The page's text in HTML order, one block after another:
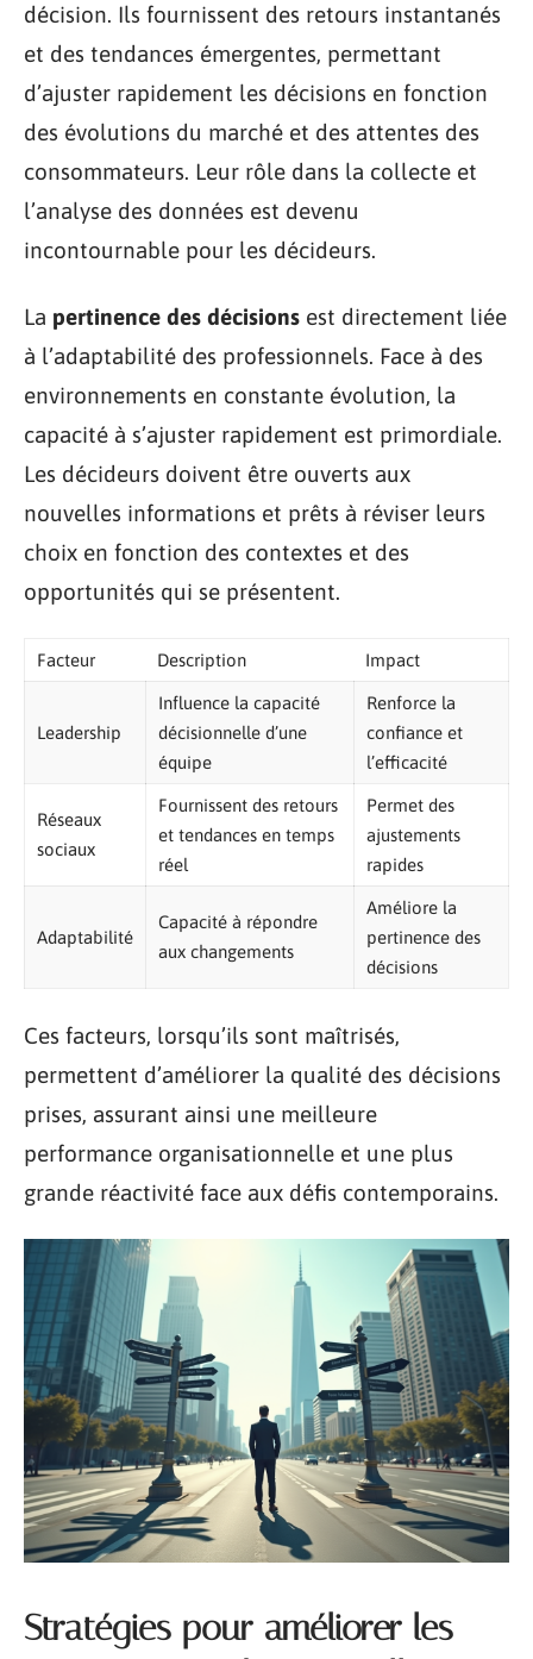
décision. Ils fournissent des retours instantanés
et des tendances émergentes, permettant
d’ajuster rapidement les décisions en fonction
des évolutions du marché et des attentes des
consommateurs. Leur rôle dans la collecte et
l’analyse des données est devenu
incontournable pour les décideurs.
La pertinence des décisions est directement liée
à l’adaptabilité des professionnels. Face à des
environnements en constante évolution, la
capacité à s’ajuster rapidement est primordiale.
Les décideurs doivent être ouverts aux
nouvelles informations et prêts à réviser leurs
choix en fonction des contextes et des
opportunités qui se présentent.
Facteur Description Impact
Leadership
Influence la capacité
décisionnelle d’une
équipe
Renforce la
confiance et
l’efficacité
Réseaux
sociaux
Fournissent des retours
et tendances en temps
réel
Permet des
ajustements
rapides
Adaptabilité
Capacité à répondre
aux changements
Améliore la
pertinence des
décisions
Ces facteurs, lorsqu’ils sont maîtrisés,
permettent d’améliorer la qualité des décisions
prises, assurant ainsi une meilleure
performance organisationnelle et une plus
grande réactivité face aux défis contemporains.
Stratégies pour améliorer les